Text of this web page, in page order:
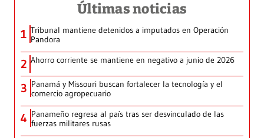
Últimas noticias
1 Tribunal mantiene detenidos a imputados en Operación
Pandora
2 Ahorro corriente se mantiene en negativo a junio de 2026
3 Panamá y Missouri buscan fortalecer la tecnología y el
comercio agropecuario
4 Panameño regresa al país tras ser desvinculado de las
fuerzas militares rusas